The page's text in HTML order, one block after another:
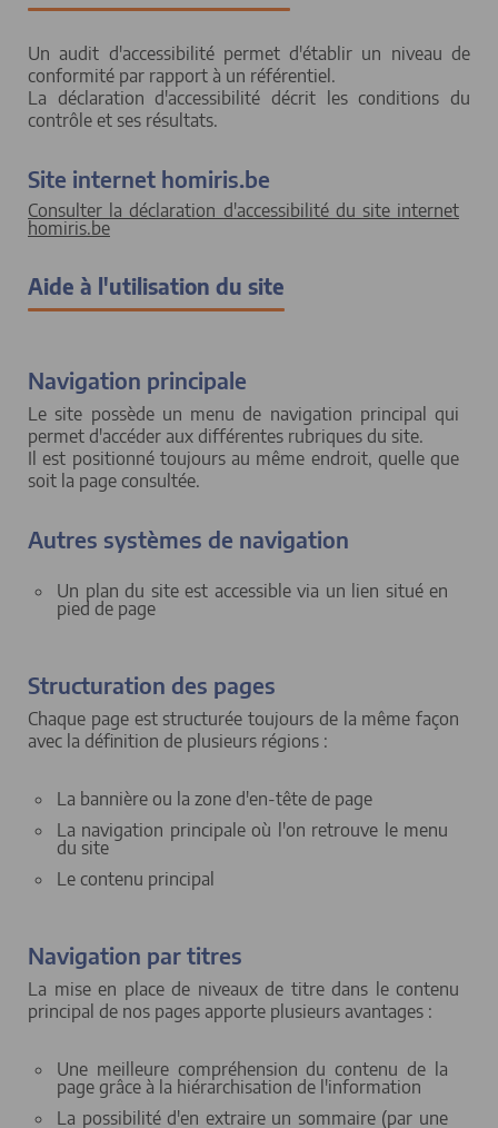
Un audit d'accessibilité permet d'établir un niveau de
conformité par rapport à un référentiel.
La déclaration d'accessibilité décrit les conditions du
contrôle et ses résultats.
Site internet homiris.be
Consulter la déclaration d'accessibilité du site internet
homiris.be
Aide à l'utilisation du site
Navigation principale
Le site possède un menu de navigation principal qui
permet d'accéder aux différentes rubriques du site.
Il est positionné toujours au même endroit, quelle que
soit la page consultée.
Autres systèmes de navigation
Un plan du site est accessible via un lien situé en
pied de page
Structuration des pages
Chaque page est structurée toujours de la même façon
avec la définition de plusieurs régions :
La bannière ou la zone d'en-tête de page
La navigation principale où l'on retrouve le menu
du site
Le contenu principal
Navigation par titres
La mise en place de niveaux de titre dans le contenu
principal de nos pages apporte plusieurs avantages :
Une meilleure compréhension du contenu de la
page grâce à la hiérarchisation de l'information
La possibilité d'en extraire un sommaire (par une